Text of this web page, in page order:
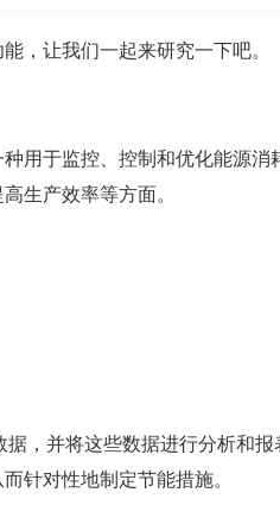
，让我们一起来研究一下吧。
用于监控、控制和优化能源消
生产效率等方面。
，并将这些数据进行分析和
针对性地制定节能措施。